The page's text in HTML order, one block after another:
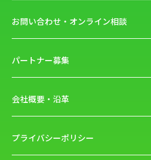
お問い合わせ・オンライン相談
パートナー募集
会社概要・沿革
プライバシーポリシー